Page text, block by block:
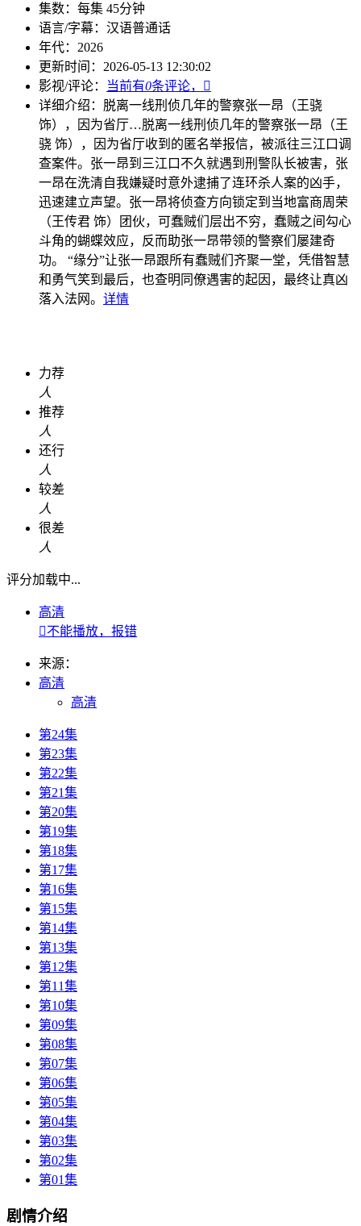
集数： 每集 45分钟
语言/字幕： 汉语普通话
年代： 2026
更新时间： 2026-05-13 12:30:02
影视/评论：
当前有0条评论，

详细介绍： 脱离一线刑侦几年的警察张一昂（王骁
饰），因为省厅…脱离一线刑侦几年的警察张一昂（王
骁 饰），因为省厅收到的匿名举报信，被派往三江口调
查案件。张一昂到三江口不久就遇到刑警队长被害，张
一昂在洗清自我嫌疑时意外逮捕了连环杀人案的凶手，
迅速建立声望。张一昂将侦查方向锁定到当地富商周荣
（王传君 饰）团伙，可蠢贼们层出不穷，蠢贼之间勾心
斗角的蝴蝶效应，反而助张一昂带领的警察们屡建奇
功。 “缘分”让张一昂跟所有蠢贼们齐聚一堂，凭借智慧
和勇气笑到最后，也查明同僚遇害的起因，最终让真凶
落入法网。 详情
力荐
人
推荐
人
还行
人
较差
人
很差
人
评分加载中...
高清
不能播放，报错
来源：
高清
高清
第24集
第23集
第22集
第21集
第20集
第19集
第18集
第17集
第16集
第15集
第14集
第13集
第12集
第11集
第10集
第09集
第08集
第07集
第06集
第05集
第04集
第03集
第02集
第01集
剧情介绍